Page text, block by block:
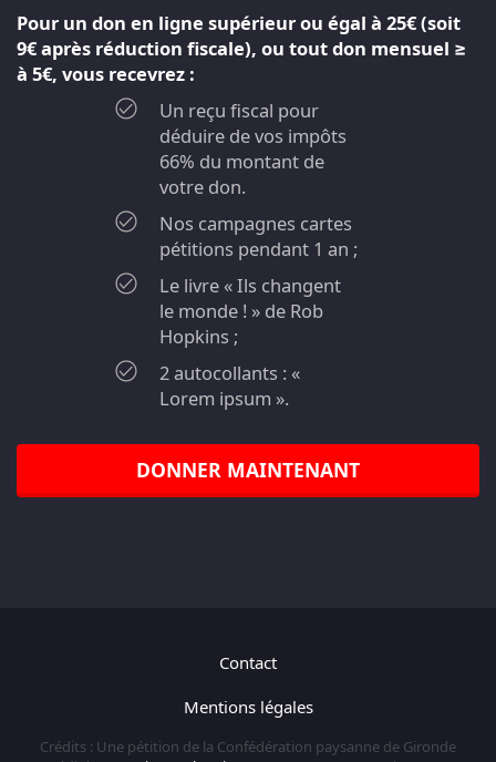
Pour un don en ligne supérieur ou égal à 25€ (soit
9€ après réduction fiscale), ou tout don mensuel ≥
à 5€, vous recevrez :
Un reçu fiscal pour
déduire de vos impôts
66% du montant de
votre don.
Nos campagnes cartes
pétitions pendant 1 an ;
Le livre « Ils changent
le monde ! » de Rob
Hopkins ;
2 autocollants : «
Lorem ipsum ».
DONNER MAINTENANT
Contact
Mentions légales
Crédits : Une pétition de la Confédération paysanne de Gironde